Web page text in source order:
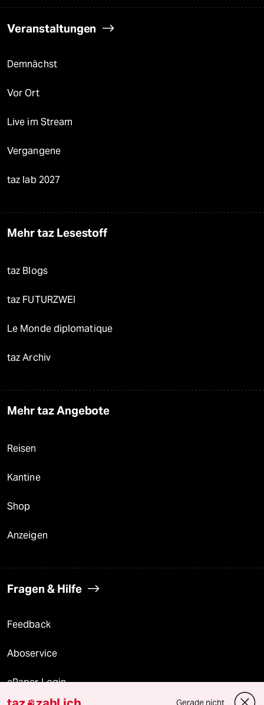
Veranstaltungen
Demnächst
Vor Ort
Live im Stream
Vergangene
taz lab 2027
Mehr taz Lesestoff
taz Blogs
taz FUTURZWEI
Le Monde diplomatique
taz Archiv
Mehr taz Angebote
Reisen
Kantine
Shop
Anzeigen
Fragen & Hilfe
Feedback
Aboservice
ePaper Login
 Gerade nicht